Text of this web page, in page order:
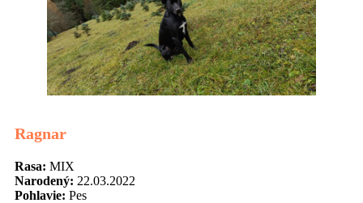
Ragnar
Rasa: MIX
Narodený: 22.03.2022
Pohlavie: Pes